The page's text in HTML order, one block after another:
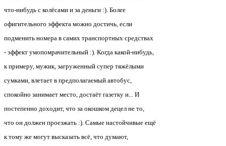
что-нибудь с колёсами и за деньги :). Более
офигительного эффекта можно достичь, если
подменить номера в самих транспортных средствах
- эффект умопомрачительный :). Когда какой-нибудь,
к примеру, мужик, загруженный супер тяжёлыми
сумками, влетает в предполагаемый автобус,
спокойно занимает место, достаёт газетку и... И
постепенно доходит, что за окошком децел не то,
что он должен проезжать :). Самые настойчивые ещё
к тому же могут высказать всё, что думают,